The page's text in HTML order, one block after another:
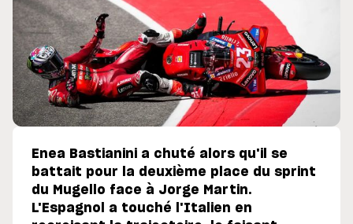
Enea Bastianini a chuté alors qu'il se
battait pour la deuxième place du sprint
du Mugello face à Jorge Martin.
L'Espagnol a touché l'Italien en